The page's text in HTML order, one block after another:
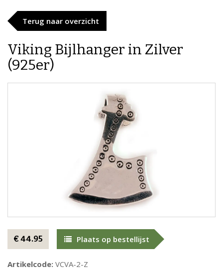
Terug naar overzicht
Viking Bijlhanger in Zilver
(925er)
€ 44.95 Plaats op bestellijst
Artikelcode: VCVA-2-Z